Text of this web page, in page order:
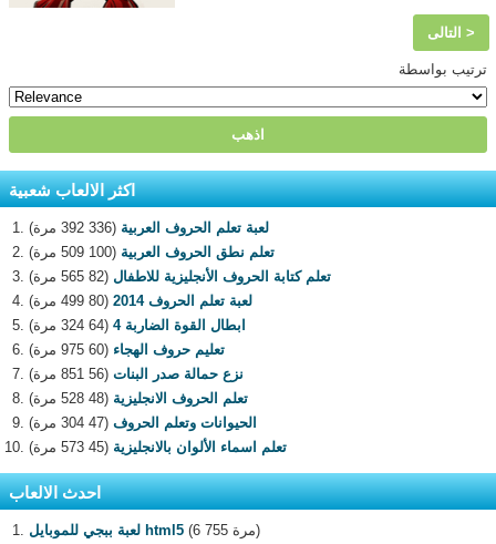
التالى >
ترتيب بواسطة
اكثر الالعاب شعبية
لعبة تعلم الحروف العربية (336 392 مرة)
تعلم نطق الحروف العربية (100 509 مرة)
تعلم كتابة الحروف الأنجليزية للاطفال (82 565 مرة)
لعبة تعلم الحروف 2014
(80 499 مرة)
ابطال القوة الضاربة 4
(64 324 مرة)
تعليم حروف الهجاء (60 975 مرة)
نزع حمالة صدر البنات (56 851 مرة)
تعلم الحروف الانجليزية (48 528 مرة)
الحيوانات وتعلم الحروف (47 304 مرة)
تعلم اسماء الألوان بالانجليزية (45 573 مرة)
احدث الالعاب
لعبة ببجي للموبايل html5
(6 755 مرة)